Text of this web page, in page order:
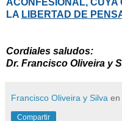
ACONFESIONAL, CUYA
LA LIBERTAD DE
Cordiales saludos:
Dr. Francisco Oliveira y
Francisco Oliveira y Silva en
Compartir